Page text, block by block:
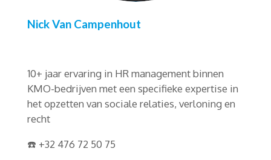
Nick Van Campenhout
10+ jaar ervaring in HR management binnen
KMO-bedrijven met een specifieke expertise in
het opzetten van sociale relaties, verloning en
recht
☎️ +32 476 72 50 75